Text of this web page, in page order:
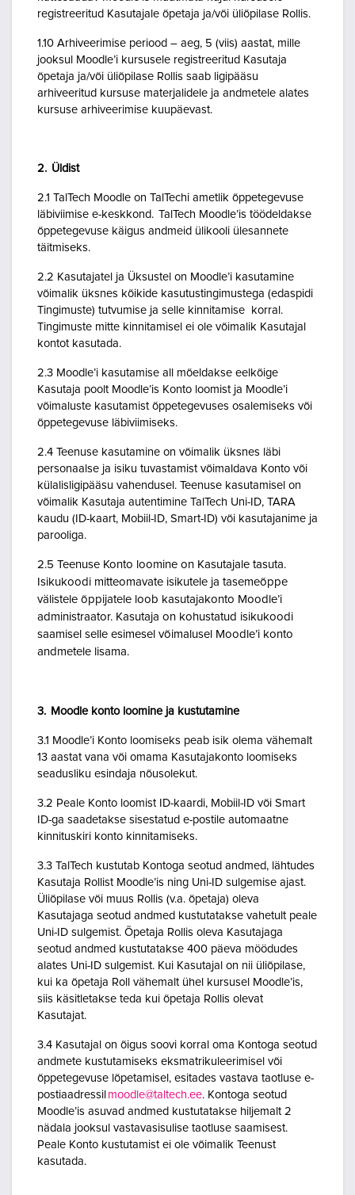
registreeritud Kasutajale õpetaja ja/või üliõpilase Rollis.
1.10 Arhiveerimise periood – aeg, 5 (viis) aastat, mille
jooksul Moodle’i kursusele registreeritud Kasutaja
õpetaja ja/või üliõpilase Rollis saab ligipääsu
arhiveeritud kursuse materjalidele ja andmetele alates
kursuse arhiveerimise kuupäevast.
2. Üldist
2.1 TalTech Moodle on TalTechi ametlik õppetegevuse
läbiviimise e-keskkond. TalTech Moodle’is töödeldakse
õppetegevuse käigus andmeid ülikooli ülesannete
täitmiseks.
2.2 Kasutajatel ja Üksustel on Moodle’i kasutamine
võimalik üksnes kõikide kasutustingimustega (edaspidi
Tingimuste) tutvumise ja selle kinnitamise korral.
Tingimuste mitte kinnitamisel ei ole võimalik Kasutajal
kontot kasutada.
2.3 Moodle’i kasutamise all mõeldakse eelkõige
Kasutaja poolt Moodle’is Konto loomist ja Moodle’i
võimaluste kasutamist õppetegevuses osalemiseks või
õppetegevuse läbiviimiseks.
2.4 Teenuse kasutamine on võimalik üksnes läbi
personaalse ja isiku tuvastamist võimaldava Konto või
külalisligipääsu vahendusel. Teenuse kasutamisel on
võimalik Kasutaja autentimine TalTech Uni-ID, TARA
kaudu (ID-kaart, Mobiil-ID, Smart-ID) või kasutajanime ja
parooliga.
2.5 Teenuse Konto loomine on Kasutajale tasuta.
Isikukoodi mitteomavate isikutele ja tasemeõppe
välistele õppijatele loob kasutajakonto Moodle’i
administraator. Kasutaja on kohustatud isikukoodi
saamisel selle esimesel võimalusel Moodle’i konto
andmetele lisama.
3. Moodle konto loomine ja kustutamine
3.1 Moodle’i Konto loomiseks peab isik olema vähemalt
13 aastat vana või omama Kasutajakonto loomiseks
seadusliku esindaja nõusolekut.
3.2 Peale Konto loomist ID-kaardi, Mobiil-ID või Smart
ID-ga saadetakse sisestatud e-postile automaatne
kinnituskiri konto kinnitamiseks.
3.3 TalTech kustutab Kontoga seotud andmed, lähtudes
Kasutaja Rollist Moodle’is ning Uni-ID sulgemise ajast.
Üliõpilase või muus Rollis (v.a. õpetaja) oleva
Kasutajaga seotud andmed kustutatakse vahetult peale
Uni-ID sulgemist. Õpetaja Rollis oleva Kasutajaga
seotud andmed kustutatakse 400 päeva möödudes
alates Uni-ID sulgemist. Kui Kasutajal on nii üliõpilase,
kui ka õpetaja Roll vähemalt ühel kursusel Moodle’is,
siis käsitletakse teda kui õpetaja Rollis olevat
Kasutajat.
3.4 Kasutajal on õigus soovi korral oma Kontoga seotud
andmete kustutamiseks eksmatrikuleerimisel või
õppetegevuse lõpetamisel, esitades vastava taotluse e-
postiaadressil moodle@taltech.ee. Kontoga seotud
Moodle’is asuvad andmed kustutatakse hiljemalt 2
nädala jooksul vastavasisulise taotluse saamisest.
Peale Konto kustutamist ei ole võimalik Teenust
kasutada.